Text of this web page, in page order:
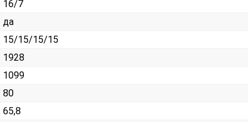
16/7
да
15/15/15/15
1928
1099
80
65,8